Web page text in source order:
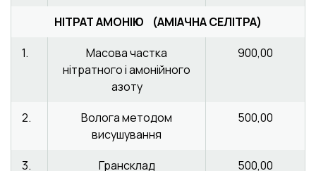
НІТРАТ АМОНІЮ (АМІАЧНА СЕЛІТРА)
1.
Масова частка
нітратного і амонійного
азоту
900,00
2.
Волога методом
висушування
500,00
3. Грансклад
500,00